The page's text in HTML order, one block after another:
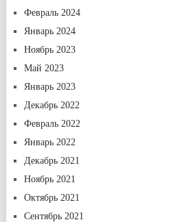
Февраль 2024
Январь 2024
Ноябрь 2023
Май 2023
Январь 2023
Декабрь 2022
Февраль 2022
Январь 2022
Декабрь 2021
Ноябрь 2021
Октябрь 2021
Сентябрь 2021